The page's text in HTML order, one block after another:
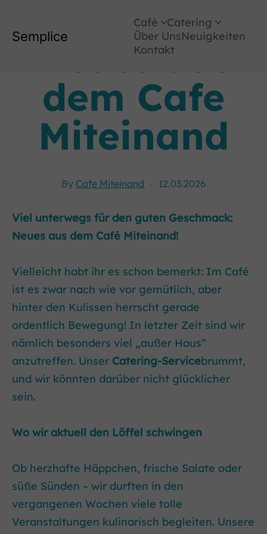
Semplice
Café
Cafe
Catering
Über UnsNeuigkeiten
Kontakt
Neues aus
dem Cafe
Miteinand
By Cafe Miteinand · 12.03.2026
Viel unterwegs für den guten Geschmack:
Neues aus dem Café Miteinand!
Vielleicht habt ihr es schon bemerkt: Im Café
ist es zwar nach wie vor gemütlich, aber
hinter den Kulissen herrscht gerade
ordentlich Bewegung! In letzter Zeit sind wir
nämlich besonders viel „außer Haus“
anzutreffen. Unser Catering-Servicebrummt,
und wir könnten darüber nicht glücklicher
sein.
Wo wir aktuell den Löffel schwingen
Ob herzhafte Häppchen, frische Salate oder
süße Sünden – wir durften in den
vergangenen Wochen viele tolle
Veranstaltungen kulinarisch begleiten. Unsere